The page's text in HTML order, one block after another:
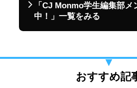
「CJ Monmo学生編集部メ
中！」一覧をみる
おすすめ記